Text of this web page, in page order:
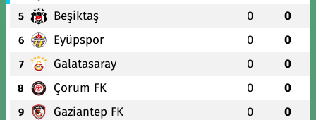
5 Beşiktaş 0 0
6 Eyüpspor 0 0
7 Galatasaray 0 0
8 Çorum FK 0 0
9 Gaziantep FK 0 0